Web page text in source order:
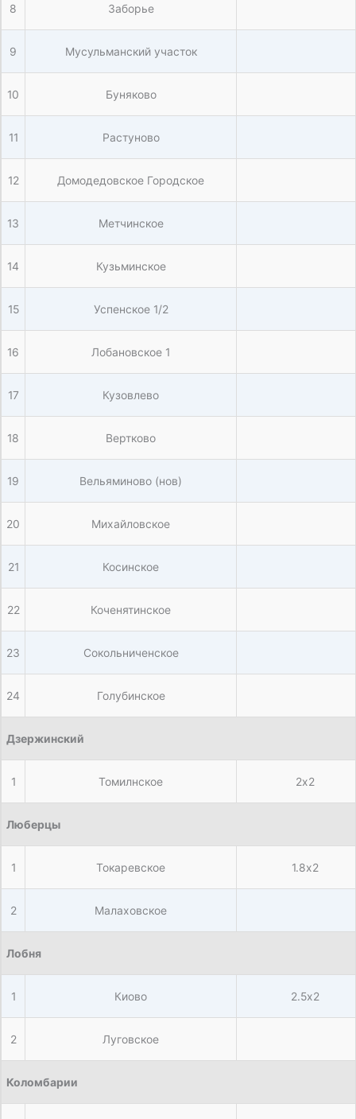
8 Заборье
9 Мусульманский участок
10 Буняково
11 Растуново
12 Домодедовское Городское
13 Метчинское
14 Кузьминское
15 Успенское 1/2
16 Лобановское 1
17 Кузовлево
18 Вертково
19 Вельяминово (нов)
20 Михайловское
21 Косинское
22 Коченятинское
23 Сокольниченское
24 Голубинское
Дзержинский
1 Томилнское 2х2
Люберцы
1 Токаревское 1.8х2
2 Малаховское
Лобня
1 Киово 2.5х2
2 Луговское
Коломбарии